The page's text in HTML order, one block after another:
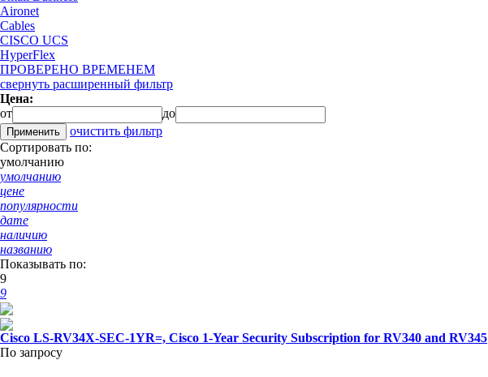
Aironet
Cables
CISCO UCS
HyperFlex
ПРОВЕРЕНО ВРЕМЕНЕМ
свернуть расширенный фильтр
Цена:
от
до
очистить фильтр
Сортировать по:
умолчанию
умолчанию
цене
популярности
дате
наличию
названию
Показывать по:
9
9
Cisco LS-RV34X-SEC-1YR=, Cisco 1-Year Security Subscription for RV340 and RV345
По запросу